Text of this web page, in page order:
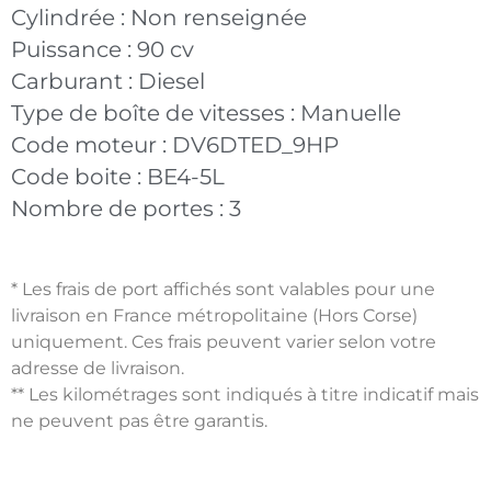
Cylindrée : Non renseignée
Puissance : 90 cv
Carburant : Diesel
Type de boîte de vitesses : Manuelle
Code moteur : DV6DTED_9HP
Code boite : BE4-5L
Nombre de portes : 3
* Les frais de port affichés sont valables pour une
livraison en France métropolitaine (Hors Corse)
uniquement. Ces frais peuvent varier selon votre
adresse de livraison.
** Les kilométrages sont indiqués à titre indicatif mais
ne peuvent pas être garantis.